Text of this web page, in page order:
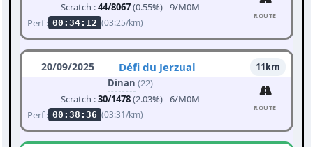
Scratch :44/8067(0.55%) - 9/M0M
Perf : 00:34:12 (03:25/km)
ROUTE
20/09/2025 Défi du Jerzual
11km
Dinan (22)
Scratch :30/1478(2.03%) - 6/M0M
Perf : 00:38:36 (03:31/km)
ROUTE